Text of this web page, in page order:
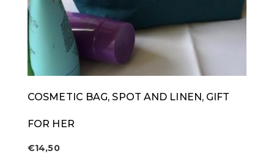
COSMETIC BAG, SPOT AND LINEN, GIFT
FOR HER
€14,50